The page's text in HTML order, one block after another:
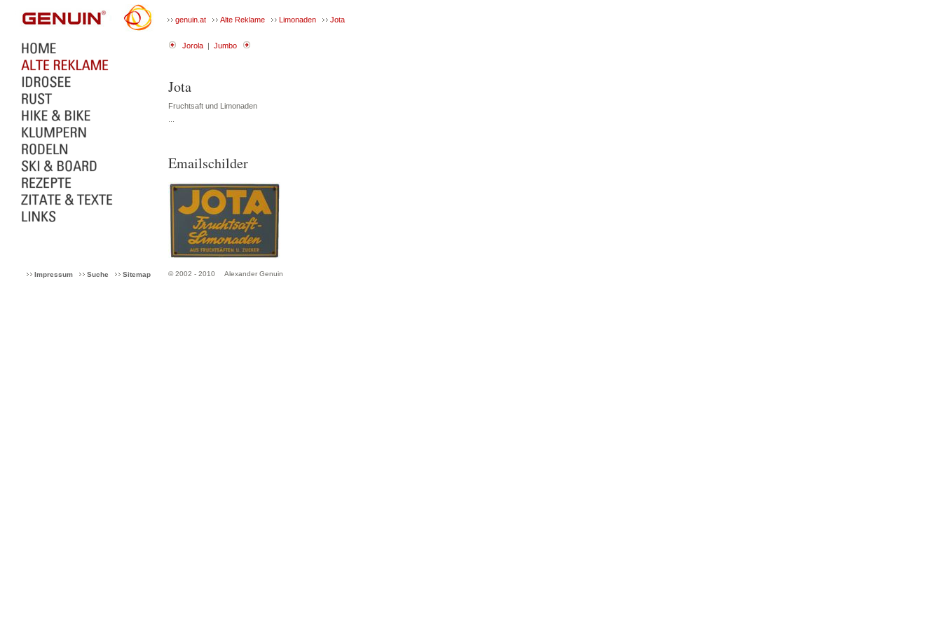
genuin.at Alte Reklame Limonaden Jota
Jorola | Jumbo
Jota
Fruchtsaft und Limonaden
Emailschilder
Impressum Suche Sitemap © 2002 - 2010 Alexander Genuin